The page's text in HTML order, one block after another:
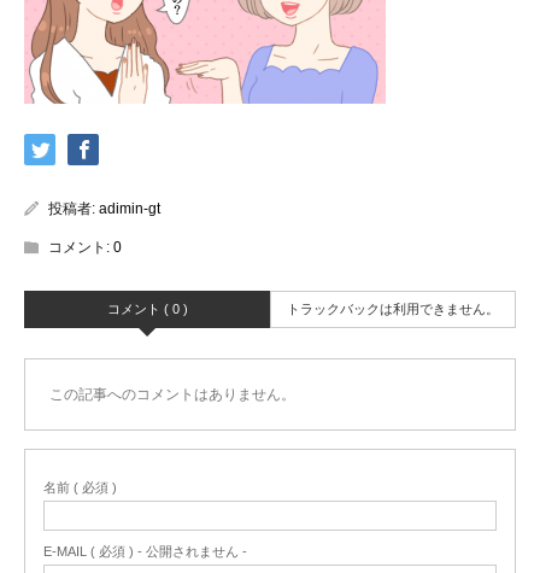
投稿者: adimin-gt
コメント: 0
コメント ( 0 ) トラックバックは利用できません。
この記事へのコメントはありません。
名前 ( 必須 )
E-MAIL ( 必須 ) - 公開されません -